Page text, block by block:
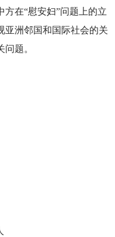
在“慰安妇”问题上的立
亚洲邻国和国际社会的关
题。